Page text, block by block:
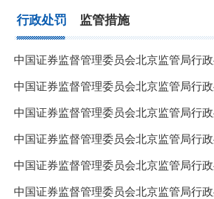
行政处罚 监管措施